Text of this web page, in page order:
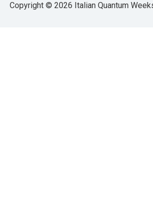
Copyright © 2026 Italian Quantum